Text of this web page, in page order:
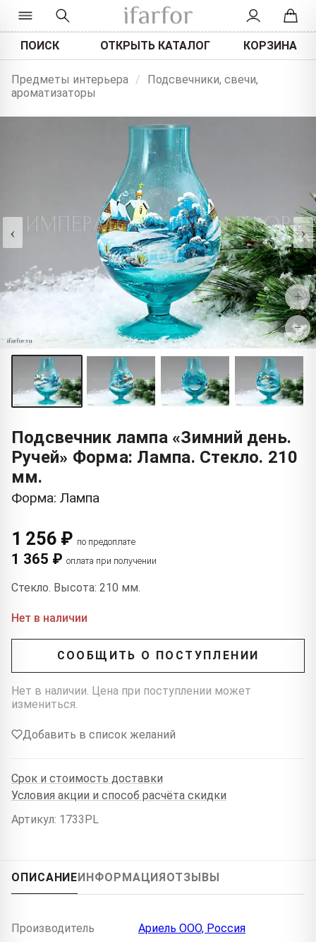
ПОИСК ОТКРЫТЬ КАТАЛОГ КОРЗИНА
Предметы интерьера /
Подсвечники, свечи,
ароматизаторы
‹ ›
+
−
Подсвечник лампа «Зимний день.
Ручей» Форма: Лампа. Стекло. 210
мм.
Форма: Лампа
1 256 ₽ по предоплате
1 365 ₽ оплата при получении
Стекло. Высота: 210 мм.
Нет в наличии
СООБЩИТЬ О ПОСТУПЛЕНИИ
Нет в наличии. Цена при поступлении может
измениться.
Добавить в список желаний
Срок и стоимость доставки
Условия акции и способ расчёта скидки
Артикул: 1733PL
ОПИСАНИЕИНФОРМАЦИЯОТЗЫВЫ
Производитель Ариель ООО, Россия